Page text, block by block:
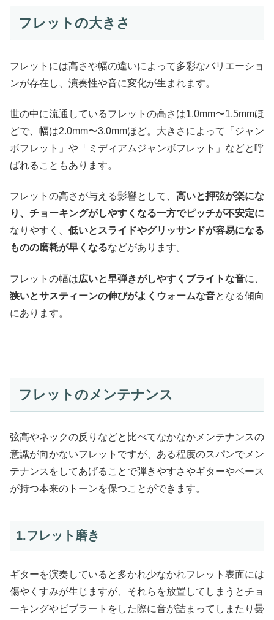
フレットの大きさ
フレットには高さや幅の違いによって多彩なバリエーショ
ンが存在し、演奏性や音に変化が生まれます。
世の中に流通しているフレットの高さは1.0mm〜1.5mmほ
どで、幅は2.0mm〜3.0mmほど。大きさによって「ジャン
ボフレット」や「ミディアムジャンボフレット」などと呼
ばれることもあります。
フレットの高さが与える影響として、 高いと押弦が楽にな
り、チョーキングがしやすくなる一方でピッチが不安定に
なりやすく、 低いとスライドやグリッサンドが容易になる
ものの磨耗が早くなるなどがあります。
フレットの幅は広いと早弾きがしやすくブライトな音に、
狭いとサスティーンの伸びがよくウォームな音となる傾向
にあります。
フレットのメンテナンス
弦高やネックの反りなどと比べてなかなかメンテナンスの
意識が向かないフレットですが、ある程度のスパンでメン
テナンスをしてあげることで弾きやすさやギターやベース
が持つ本来のトーンを保つことができます。
1.フレット磨き
ギターを演奏していると多かれ少なかれフレット表面には
傷やくすみが生じますが、それらを放置してしまうとチョ
ーキングやビブラートをした際に音が詰まってしまたり曇